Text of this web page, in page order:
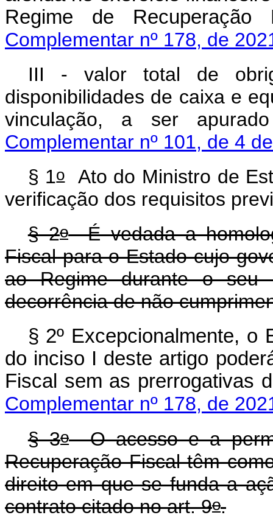
Regime de
Complementar nº 178, de
III - valor total de
disponibilidades de caixa e
vinculação, a ser
Complementar nº 101, de 4
§ 1oAto do Ministro de
verificação dos requisitos
§ 2oÉ vedada a
Fiscal para o Estado cujo
ao Regime durante o seu
decorrência de não
§ 2º Excepcionalmente, o
do inciso I deste artigo
Fiscal sem as
Complementar nº 178, de
§ 3oO acesso e a
Recuperação Fiscal têm
direito em que se funda a
contrato citado no art. 9o.